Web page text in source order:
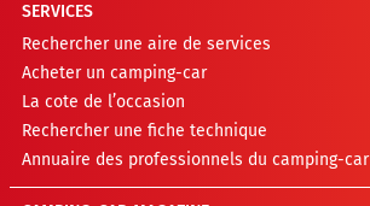
SERVICES
Rechercher une aire de services
Acheter un camping-car
La cote de l’occasion
Rechercher une fiche technique
Annuaire des professionnels du camping-car